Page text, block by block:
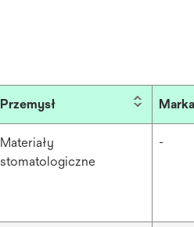
Przemysł Marka
Materiały
stomatologiczne
-